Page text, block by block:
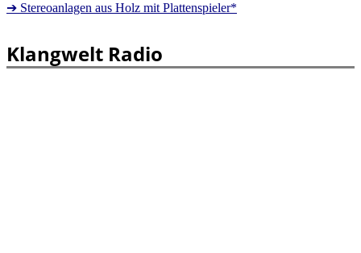
➔ Stereoanlagen aus Holz mit Plattenspieler*
Klangwelt Radio